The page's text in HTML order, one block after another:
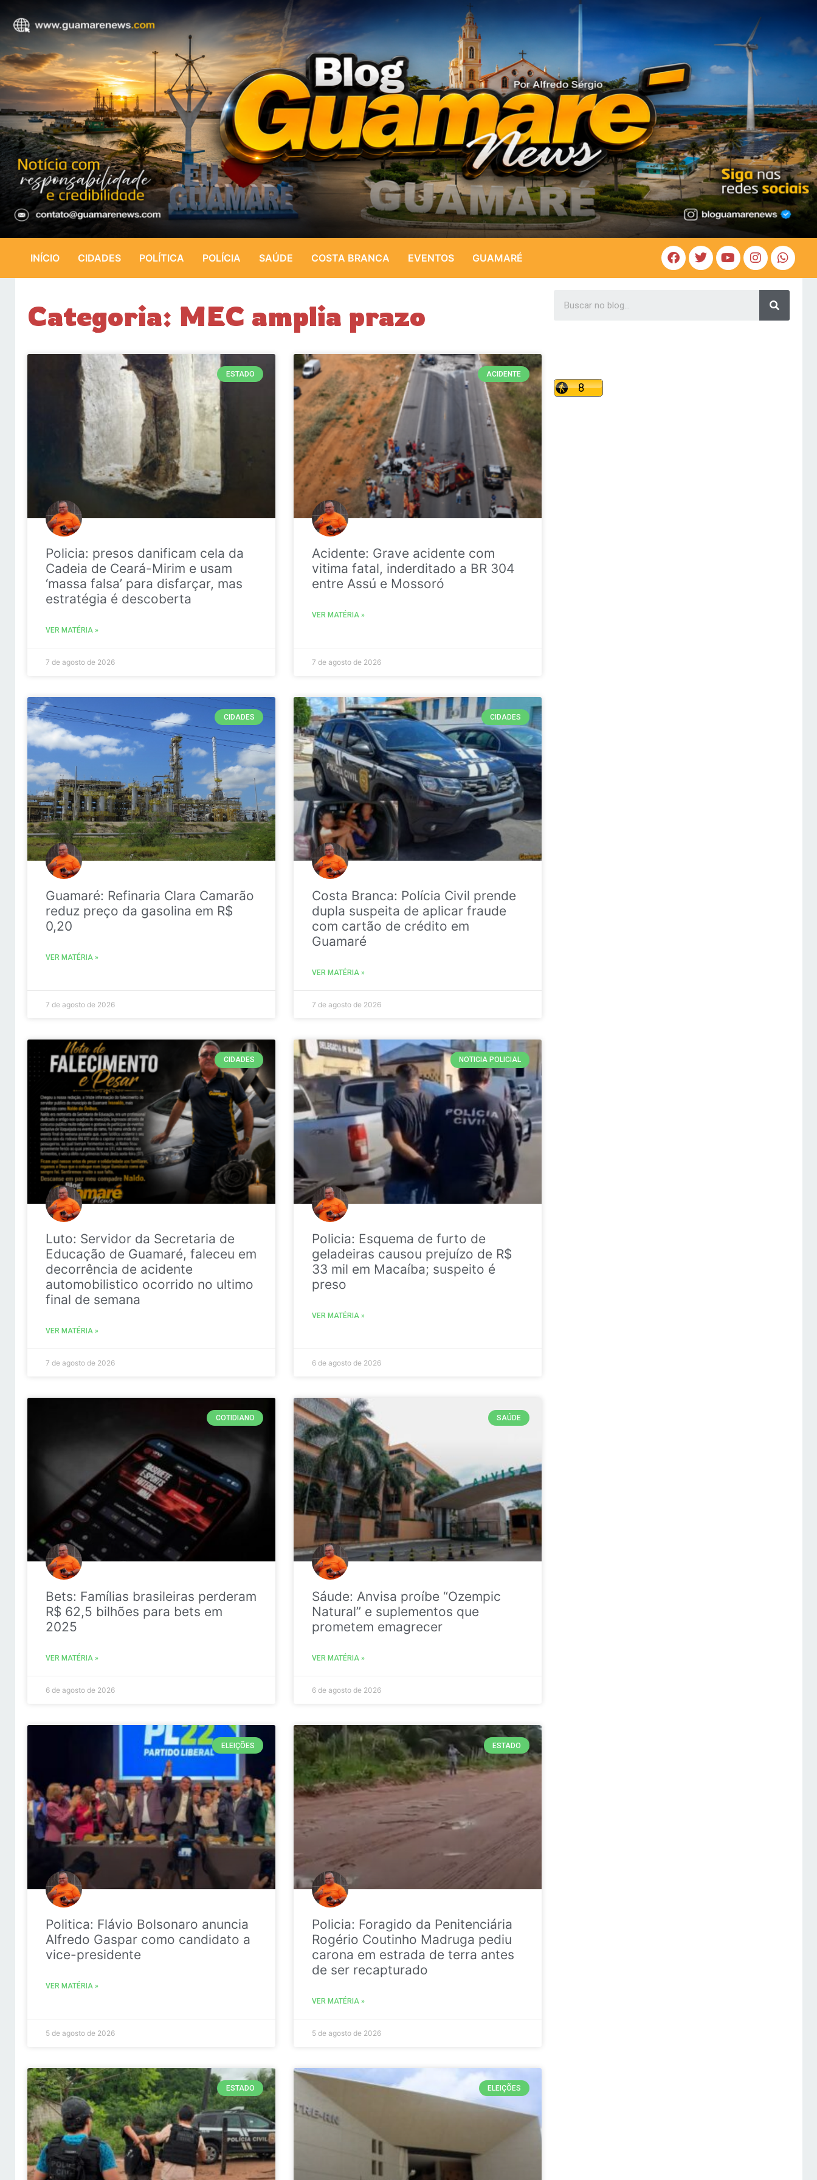
INÍCIO CIDADES POLÍTICA POLÍCIA SAÚDE COSTA BRANCA EVENTOS GUAMARÉ
Categoria: MEC amplia prazo
ESTADO
Policia: presos danificam cela da
Cadeia de Ceará-Mirim e usam
‘massa falsa’ para disfarçar, mas
estratégia é descoberta
VER MATÉRIA »
7 de agosto de 2026
ACIDENTE
Acidente: Grave acidente com
vitima fatal, inderditado a BR 304
entre Assú e Mossoró
VER MATÉRIA »
7 de agosto de 2026
CIDADES
Guamaré: Refinaria Clara Camarão
reduz preço da gasolina em R$
0,20
VER MATÉRIA »
7 de agosto de 2026
CIDADES
Costa Branca: Polícia Civil prende
dupla suspeita de aplicar fraude
com cartão de crédito em
Guamaré
VER MATÉRIA »
7 de agosto de 2026
CIDADES
Luto: Servidor da Secretaria de
Educação de Guamaré, faleceu em
decorrência de acidente
automobilistico ocorrido no ultimo
final de semana
VER MATÉRIA »
7 de agosto de 2026
NOTICIA POLICIAL
Policia: Esquema de furto de
geladeiras causou prejuízo de R$
33 mil em Macaíba; suspeito é
preso
VER MATÉRIA »
6 de agosto de 2026
COTIDIANO
Bets: Famílias brasileiras perderam
R$ 62,5 bilhões para bets em
2025
VER MATÉRIA »
6 de agosto de 2026
SAÚDE
Sáude: Anvisa proíbe “Ozempic
Natural” e suplementos que
prometem emagrecer
VER MATÉRIA »
6 de agosto de 2026
ELEIÇÕES
Politica: Flávio Bolsonaro anuncia
Alfredo Gaspar como candidato a
vice-presidente
VER MATÉRIA »
5 de agosto de 2026
ESTADO
Policia: Foragido da Penitenciária
Rogério Coutinho Madruga pediu
carona em estrada de terra antes
de ser recapturado
VER MATÉRIA »
5 de agosto de 2026
ESTADO ELEIÇÕES